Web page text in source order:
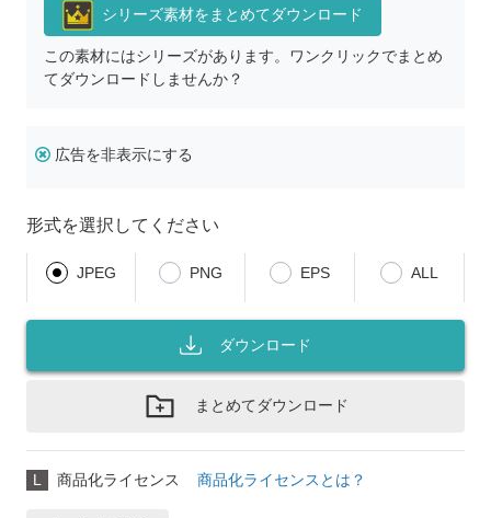
シリーズ素材をまとめてダウンロード
この素材にはシリーズがあります。ワンクリックでまとめ
てダウンロードしませんか？
広告を非表示にする
形式を選択してください
JPEG PNG EPS ALL
ダウンロード
まとめてダウンロード
L 商品化ライセンス 商品化ライセンスとは？